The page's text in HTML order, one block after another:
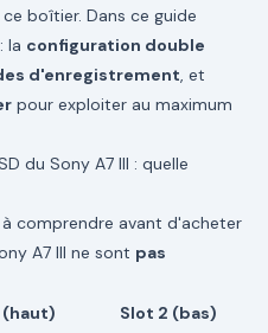
boîtier. Dans ce guide
la configuration double
d'enregistrement, et
pour exploiter au maximum
du Sony A7 III : quelle
comprendre avant d'acheter
A7 III ne sont pas
(haut) Slot 2 (bas)